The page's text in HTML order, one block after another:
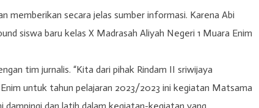
memberikan secara jelas sumber informasi. Karena Abi
siswa baru kelas X Madrasah Aliyah Negeri 1 Muara Enim
tim jurnalis. “Kita dari pihak Rindam II sriwijaya
untuk tahun pelajaran 2023/2023 ini kegiatan Matsama
dampingi dan latih dalam kegiatan-kegiatan yang